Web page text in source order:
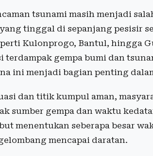
tsunami masih menjadi
tinggal di sepanjang pesisir
Kulonprogo, Bantul, hingga
gempa bumi dan
ini menjadi bagian penting
dan titik kumpul aman,
sumber gempa dan waktu
menentukan seberapa besar
mencapai daratan.